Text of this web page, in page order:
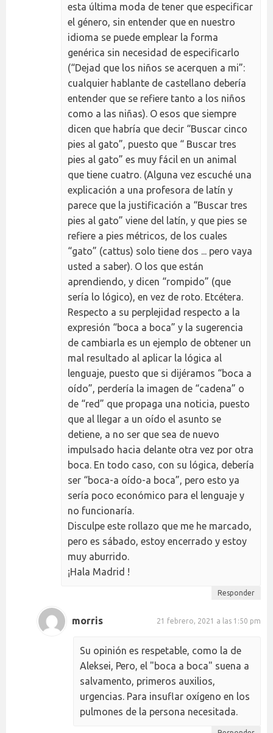
esta última moda de tener que especificar
el género, sin entender que en nuestro
idioma se puede emplear la forma
genérica sin necesidad de especificarlo
(“Dejad que los niños se acerquen a mi”:
cualquier hablante de castellano debería
entender que se refiere tanto a los niños
como a las niñas). O esos que siempre
dicen que habría que decir “Buscar cinco
pies al gato”, puesto que “ Buscar tres
pies al gato” es muy fácil en un animal
que tiene cuatro. (Alguna vez escuché una
explicación a una profesora de latín y
parece que la justificación a “Buscar tres
pies al gato” viene del latín, y que pies se
refiere a pies métricos, de los cuales
“gato” (cattus) solo tiene dos ... pero vaya
usted a saber). O los que están
aprendiendo, y dicen “rompido” (que
sería lo lógico), en vez de roto. Etcétera.
Respecto a su perplejidad respecto a la
expresión “boca a boca” y la sugerencia
de cambiarla es un ejemplo de obtener un
mal resultado al aplicar la lógica al
lenguaje, puesto que si dijéramos “boca a
oído”, perdería la imagen de “cadena” o
de “red” que propaga una noticia, puesto
que al llegar a un oído el asunto se
detiene, a no ser que sea de nuevo
impulsado hacia delante otra vez por otra
boca. En todo caso, con su lógica, debería
ser “boca-a oído-a boca”, pero esto ya
sería poco económico para el lenguaje y
no funcionaría.
Disculpe este rollazo que me he marcado,
pero es sábado, estoy encerrado y estoy
muy aburrido.
¡Hala Madrid !
Responder
morris 21 febrero, 2021 a las 1:50 pm
Su opinión es respetable, como la de
Aleksei, Pero, el "boca a boca" suena a
salvamento, primeros auxilios,
urgencias. Para insuflar oxígeno en los
pulmones de la persona necesitada.